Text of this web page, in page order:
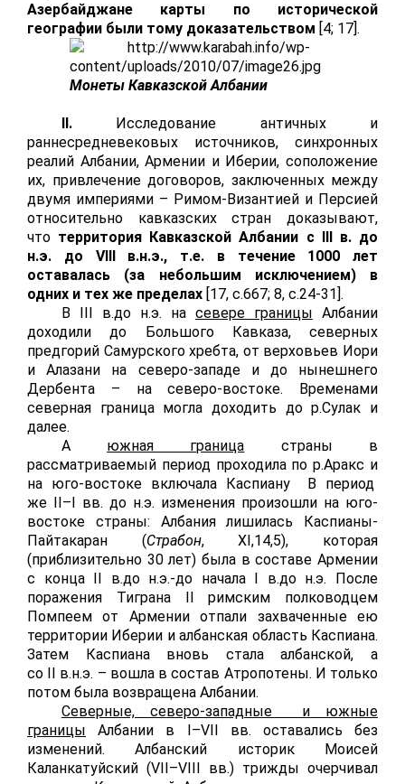
Азербайджане карты по исторической
географии были тому доказательством [4; 17].
Монеты Кавказской Албании
II. Исследование античных и
раннесредневековых источников, синхронных
реалий Албании, Армении и Иберии, соположение
их, привлечение договоров, заключенных между
двумя империями – Римом-Византией и Персией
относительно кавказских стран доказывают,
что территория Кавказской Албании с IIIв. до
н.э. до VIIIв.н.э., т.е. в течение 1000 лет
оставалась (за небольшим исключением) в
одних и тех же пределах [17, c.667; 8, с.24-31].
В III в.до н.э. на севере границы Албании
доходили до Большого Кавказа, северных
предгорий Самурского хребта, от верховьев Иори
и Алазани на северо-западе и до нынешнего
Дербента – на северо-востоке. Временами
северная граница могла доходить до р.Сулак и
далее.
А южная граница страны в
рассматриваемый период проходила по р.Аракс и
на юго-востоке включала Каспиану В период
же II–I вв. до н.э. изменения произошли на юго-
востоке страны: Албания лишилась Каспианы-
Пайтакаран (Страбон,XI,14,5), которая
(приблизительно 30 лет) была в составе Армении
с конца II в.до н.э.-до начала I в.до н.э. После
поражения Тиграна II римским полководцем
Помпеем от Армении отпали захваченные ею
территории Иберии и албанская область Каспиана.
Затем Каспиана вновь стала албанской, а
со II в.н.э. – вошла в состав Атропотены. И только
потом была возвращена Албании.
Северные, северо-западные и южные
границы Албании в I–VII вв. оставались без
изменений. Албанский историк Моисей
Каланкатуйский (VII–VIII вв.) трижды очерчивал